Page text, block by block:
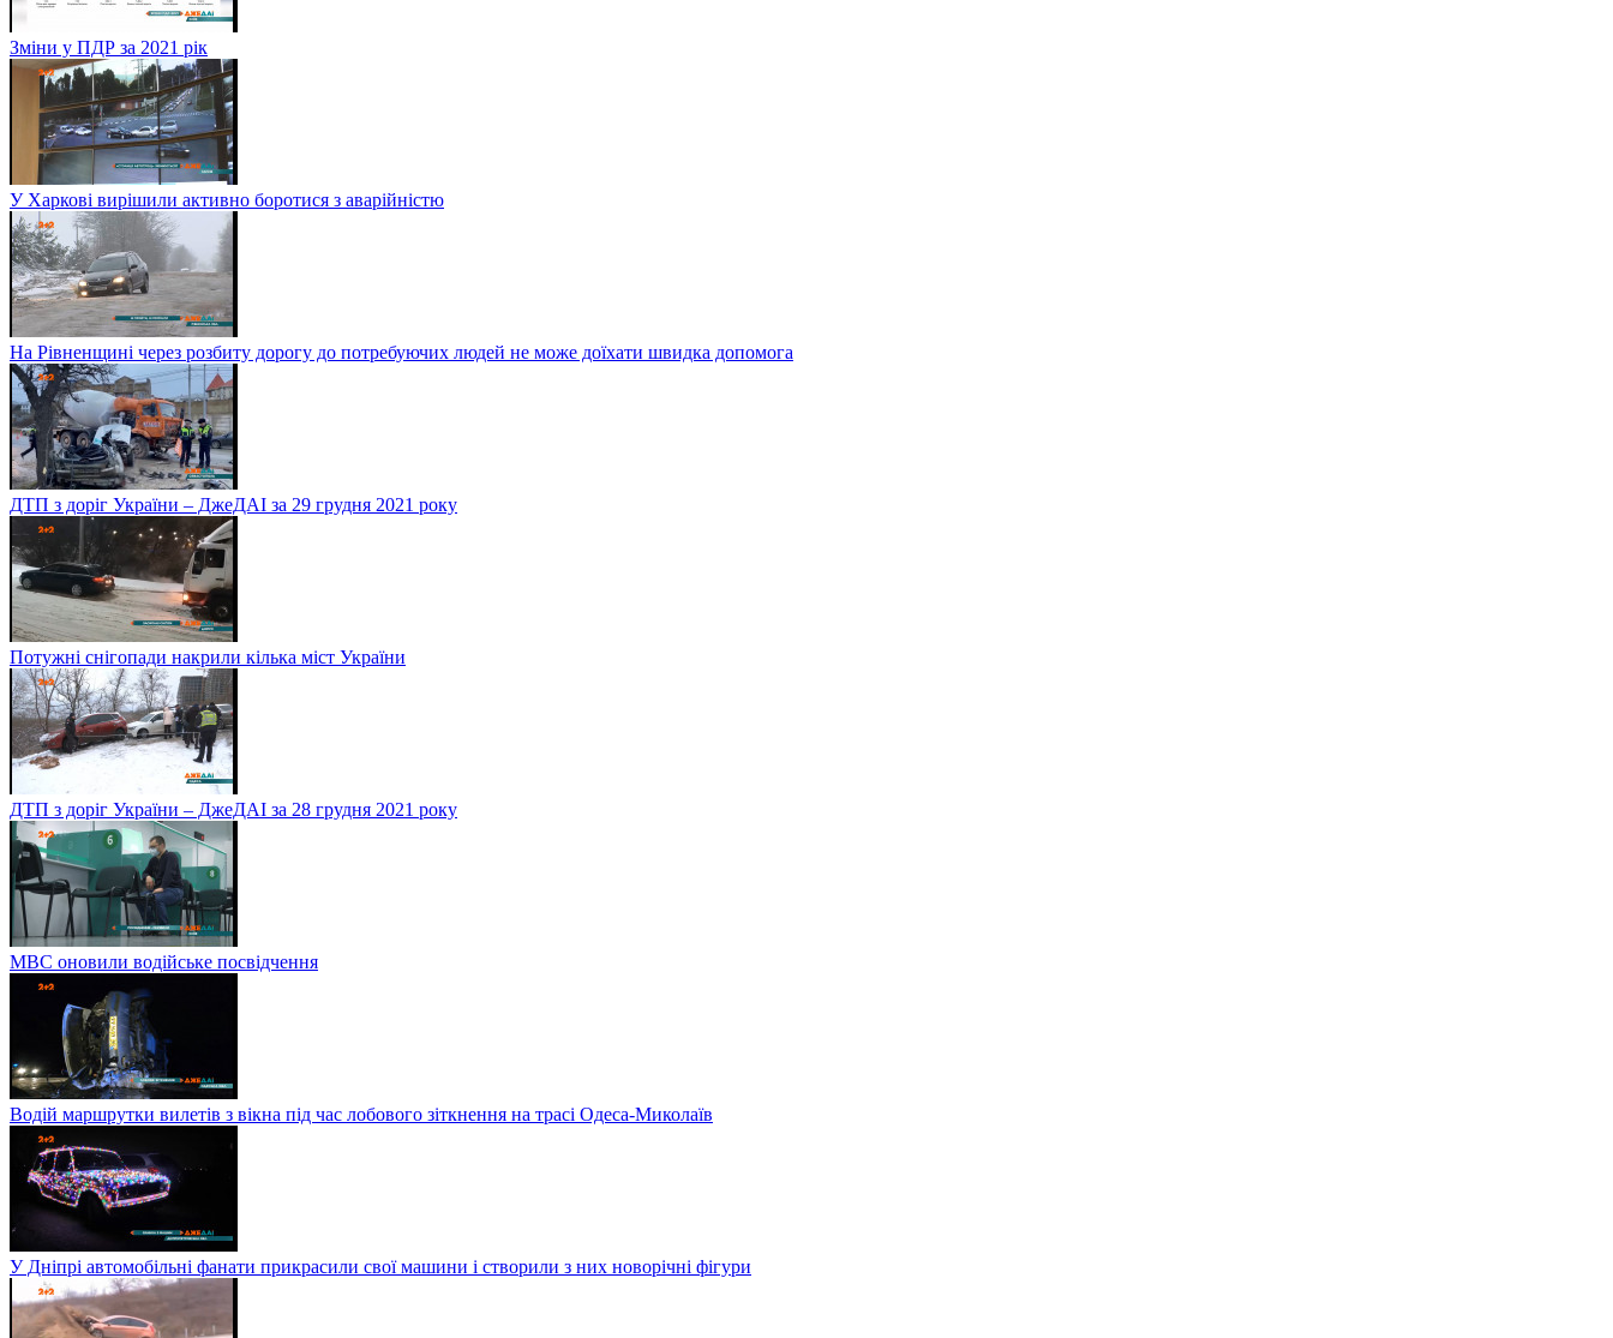
Зміни у ПДР за 2021 рік
У Харкові вирішили активно боротися з аварійністю
На Рівненщині через розбиту дорогу до потребуючих людей не може доїхати швидка допомога
ДТП з доріг України – ДжеДАІ за 29 грудня 2021 року
Потужні снігопади накрили кілька міст України
ДТП з доріг України – ДжеДАІ за 28 грудня 2021 року
МВС оновили водійське посвідчення
Водій маршрутки вилетів з вікна під час лобового зіткнення на трасі Одеса-Миколаїв
У Дніпрі автомобільні фанати прикрасили свої машини і створили з них новорічні фігури